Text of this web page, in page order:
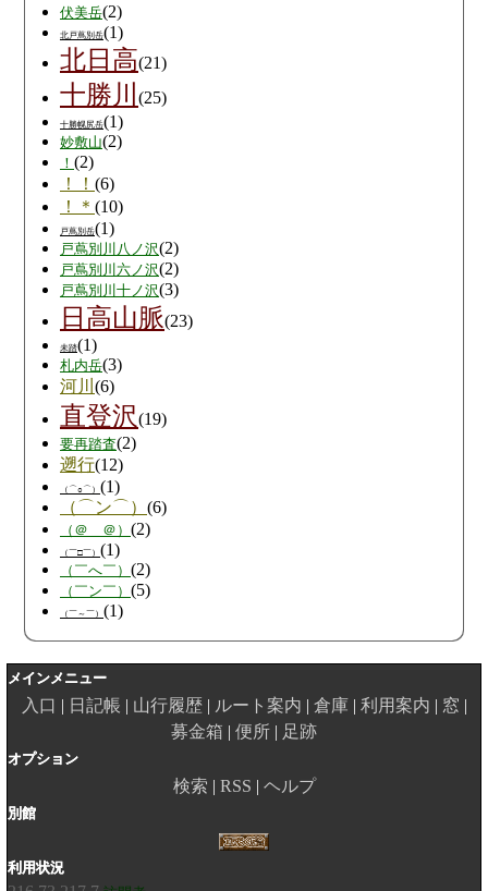
伏美岳(2)
北戸蔦別岳(1)
北日高(21)
十勝川 (25)
十勝幌尻岳(1)
妙敷山(2)
！ (2)
！！ (6)
！＊ (10)
戸蔦別岳(1)
戸蔦別川八ノ沢(2)
戸蔦別川六ノ沢(2)
戸蔦別川十ノ沢(3)
日高山脈(23)
未踏(1)
札内岳(3)
河川 (6)
直登沢(19)
要再踏査(2)
遡行(12)
（⌒○⌒） (1)
（⌒ン⌒） (6)
（＠＿＠） (2)
（￣□￣） (1)
（￣へ￣） (2)
（￣ン￣） (5)
（￣～￣） (1)
メインメニュー
入口 日記帳 山行履歴 ルート案内 倉庫 利用案内
窓
募金箱
便所 足跡
オプション
検索 RSS ヘルプ
別館
利用状況